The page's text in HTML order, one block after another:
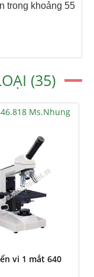
trong khoảng 55
(35)
Ms.Nhung
vi 1 mắt 640